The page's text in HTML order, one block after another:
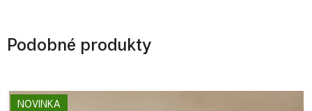
Podobné produkty
NOVINKA